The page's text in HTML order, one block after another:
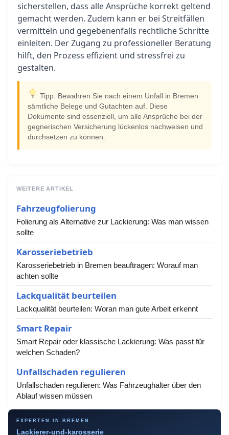
sicherstellen, dass alle Ansprüche korrekt geltend
gemacht werden. Zudem kann er bei Streitfällen
vermitteln und gegebenenfalls rechtliche Schritte
einleiten. Der Zugang zu professioneller Beratung
hilft, den Prozess effizient und stressfrei zu
gestalten.
Tipp: Bewahren Sie nach einem Unfall in Bremen
sämtliche Belege und Gutachten auf. Diese
Dokumente sind essenziell, um alle Ansprüche bei der
gegnerischen Versicherung lückenlos nachweisen und
durchsetzen zu können.
WEITERE ARTIKEL
Fahrzeugfolierung
Folierung als Alternative zur Lackierung: Was man wissen
sollte
Karosseriebetrieb
Karosseriebetrieb in Bremen beauftragen: Worauf man
achten sollte
Lackqualität beurteilen
Lackqualität beurteilen: Woran man gute Arbeit erkennt
Smart Repair
Smart Repair oder klassische Lackierung: Was passt für
welchen Schaden?
Unfallschaden regulieren
Unfallschaden regulieren: Was Fahrzeughalter über den
Ablauf wissen müssen
EXPERTEN IN BREMEN
Lackierer-und-karosserie